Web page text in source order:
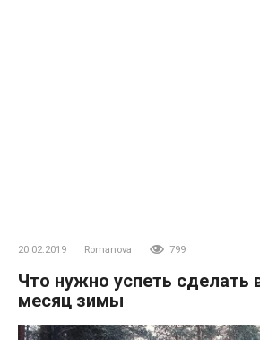
20.02.2019 Romanova 799
Что нужно успеть сделать
месяц зимы